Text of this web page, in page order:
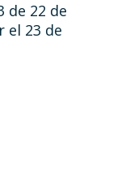
de 22 de
el 23 de